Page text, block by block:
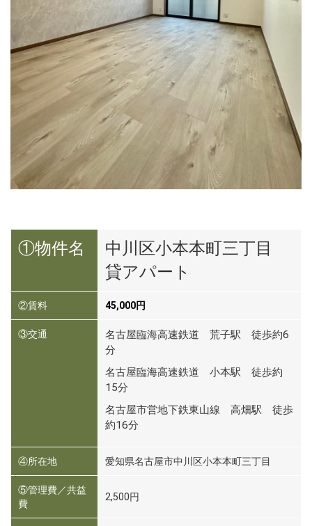
①物件名
中川区小本本町三丁目
貸アパート
②賃料 45,000円
③交通
名古屋臨海高速鉄道 荒子駅 徒歩約6
分
名古屋臨海高速鉄道 小本駅 徒歩約
15分
名古屋市営地下鉄東山線 高畑駅 徒歩
約16分
④所在地 愛知県名古屋市中川区小本本町三丁目
⑤管理費／共益
費
2,500円